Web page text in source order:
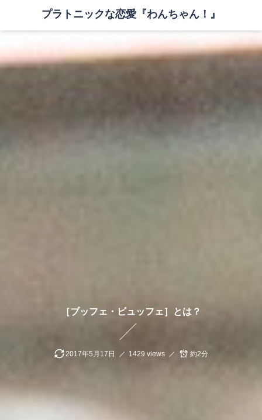
プラトニックな恋愛『わんちゃん！』
［ブッフェ・ビュッフェ］とは？
2017年5月17日 1429 views 約2分